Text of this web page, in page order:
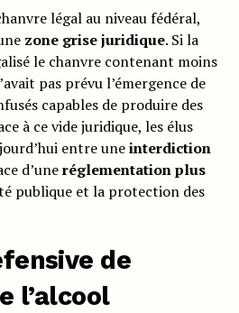
légal au niveau fédéral,
zone grise juridique. Si la
le chanvre contenant moins
pas prévu l’émergence de
capables de produire des
à ce vide juridique, les élus
entre uneinterdiction
d’uneréglementation plus
publique et la protection des
de
l’alcool